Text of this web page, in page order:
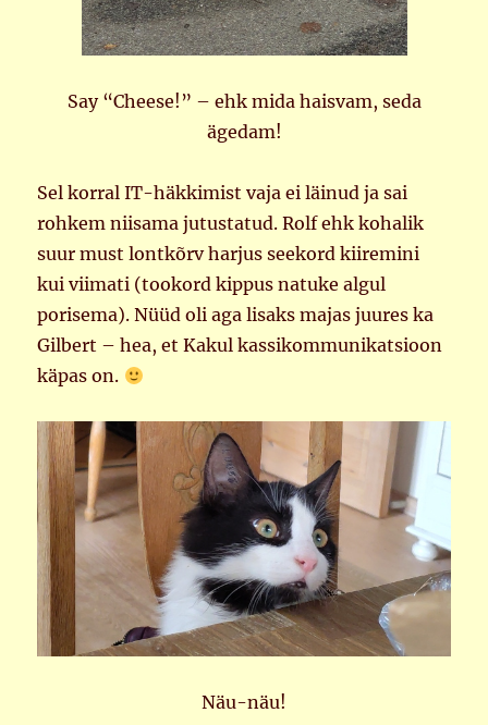
Say “Cheese!” – ehk mida haisvam, seda
ägedam!
Sel korral IT-häkkimist vaja ei läinud ja sai
rohkem niisama jutustatud. Rolf ehk kohalik
suur must lontkõrv harjus seekord kiiremini
kui viimati (tookord kippus natuke algul
porisema). Nüüd oli aga lisaks majas juures ka
Gilbert – hea, et Kakul kassikommunikatsioon
käpas on.
Näu-näu!